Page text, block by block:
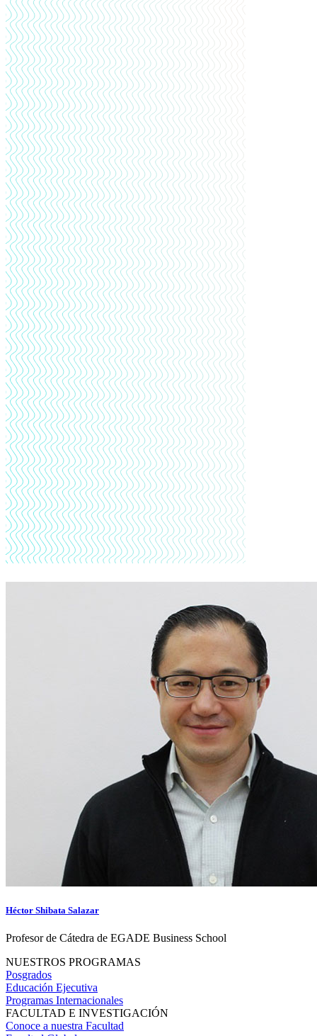
Héctor Shibata Salazar
Profesor de Cátedra de EGADE Business School
NUESTROS PROGRAMAS
Posgrados
Educación Ejecutiva
Programas Internacionales
FACULTAD E INVESTIGACIÓN
Conoce a nuestra Facultad